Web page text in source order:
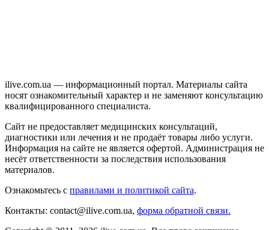
ilive.com.ua — информационный портал. Материалы сайта
носят ознакомительный характер и не заменяют консультацию
квалифицированного специалиста.
Сайт не предоставляет медицинских консультаций,
диагностики или лечения и не продаёт товары либо услуги.
Информация на сайте не является офертой. Администрация не
несёт ответственности за последствия использования
материалов.
Ознакомьтесь с правилами и политикой сайта.
Контакты: contact@ilive.com.ua, форма обратной связи.